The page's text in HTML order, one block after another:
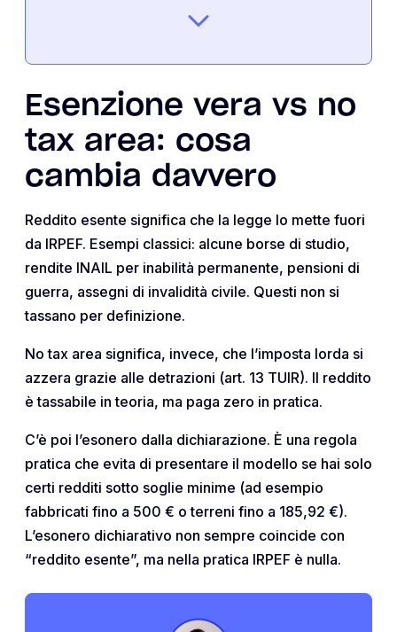
Esenzione vera vs no
tax area: cosa
cambia davvero
Reddito esente significa che la legge lo mette fuori
da IRPEF. Esempi classici: alcune borse di studio,
rendite INAIL per inabilità permanente, pensioni di
guerra, assegni di invalidità civile. Questi non si
tassano per definizione.
No tax area significa, invece, che l’imposta lorda si
azzera grazie alle detrazioni (art. 13 TUIR). Il reddito
è tassabile in teoria, ma paga zero in pratica.
C’è poi l’esonero dalla dichiarazione. È una regola
pratica che evita di presentare il modello se hai solo
certi redditi sotto soglie minime (ad esempio
fabbricati fino a 500 € o terreni fino a 185,92 €).
L’esonero dichiarativo non sempre coincide con
“reddito esente”, ma nella pratica IRPEF è nulla.